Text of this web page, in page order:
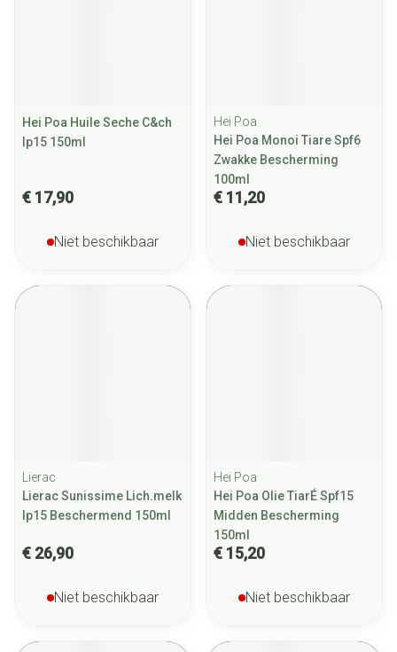
Hei Poa Huile Seche C&ch
Ip15 150ml
€ 17,90
Niet beschikbaar
Hei Poa
Hei Poa Monoi Tiare Spf6
Zwakke Bescherming
100ml
€ 11,20
Niet beschikbaar
Lierac
Lierac Sunissime Lich.melk
Ip15 Beschermend 150ml
€ 26,90
Niet beschikbaar
Hei Poa
Hei Poa Olie TiarÉ Spf15
Midden Bescherming
150ml
€ 15,20
Niet beschikbaar